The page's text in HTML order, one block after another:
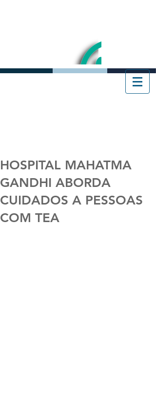
HOSPITAL MAHATMA
GANDHI ABORDA
CUIDADOS A PESSOAS
COM TEA